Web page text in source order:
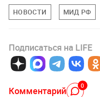
НОВОСТИ МИД РФ
Подписаться на LIFE
Комментарий 0